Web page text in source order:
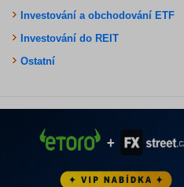
Investování a obchodování ETF
Investování do REIT
Ostatní